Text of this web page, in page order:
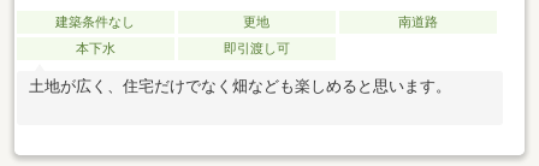
建築条件なし 更地
南道路
本下水
即引渡し可
土地が広く、住宅だけでなく畑なども楽しめると思います。